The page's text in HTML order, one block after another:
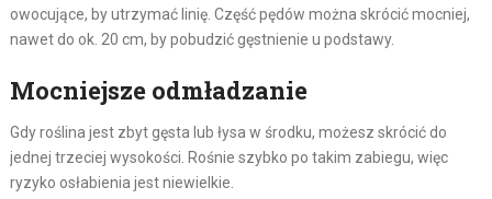
owocujące, by utrzymać linię. Część pędów można skrócić mocniej,
nawet do ok. 20 cm, by pobudzić gęstnienie u podstawy.
Mocniejsze odmładzanie
Gdy roślina jest zbyt gęsta lub łysa w środku, możesz skrócić do
jednej trzeciej wysokości. Rośnie szybko po takim zabiegu, więc
ryzyko osłabienia jest niewielkie.